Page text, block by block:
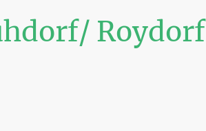
Roydorf